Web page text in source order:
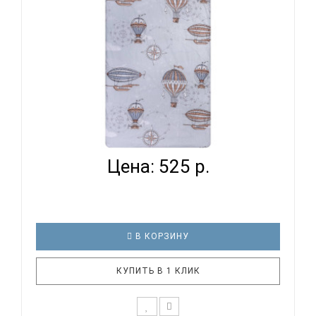
ВОМБАТИК CLASSIC COLLECTION
ПУТЕШЕСТВЕННИКИ - ПРОС...
Цена: 525 р.
В КОРЗИНУ
КУПИТЬ В 1 КЛИК